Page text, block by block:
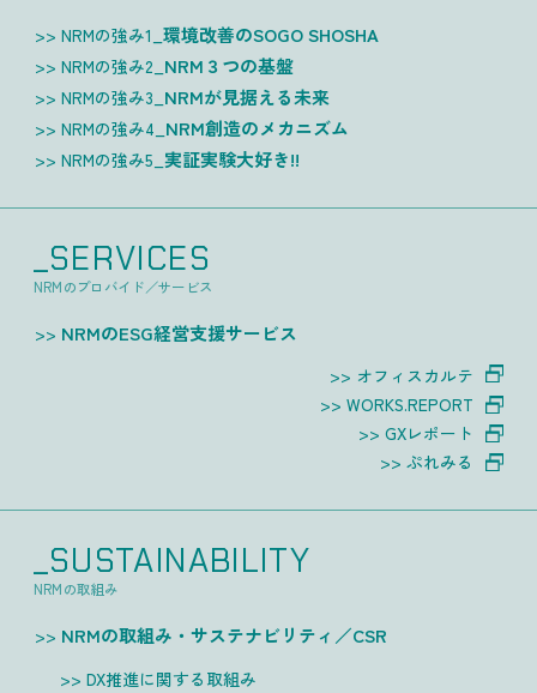
NRMの強み1_環境改善のSOGO SHOSHA
NRMの強み2_ NRM３つの基盤
NRMの強み3_ NRMが見据える未来
NRMの強み4_ NRM創造のメカニズム
NRMの強み5_実証実験大好き!!
_SERVICES
NRMのプロバイド／サービス
NRMのESG経営支援サービス
オフィスカルテ
WORKS.REPORT
GXレポート
ぷれみる
_SUSTAINABILITY
NRMの取組み
NRMの取組み・サステナビリティ／CSR
DX推進に関する取組み